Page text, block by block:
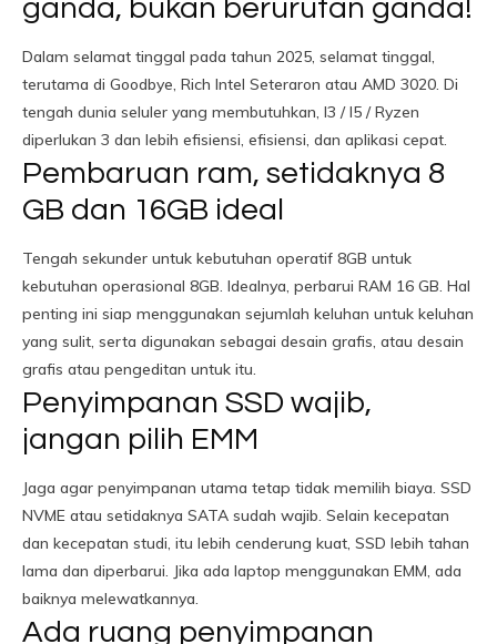
ganda, bukan berurutan ganda!
Dalam selamat tinggal pada tahun 2025, selamat tinggal,
terutama di Goodbye, Rich Intel Seteraron atau AMD 3020. Di
tengah dunia seluler yang membutuhkan, I3 / I5 / Ryzen
diperlukan 3 dan lebih efisiensi, efisiensi, dan aplikasi cepat.
Pembaruan ram, setidaknya 8
GB dan 16GB ideal
Tengah sekunder untuk kebutuhan operatif 8GB untuk
kebutuhan operasional 8GB. Idealnya, perbarui RAM 16 GB. Hal
penting ini siap menggunakan sejumlah keluhan untuk keluhan
yang sulit, serta digunakan sebagai desain grafis, atau desain
grafis atau pengeditan untuk itu.
Penyimpanan SSD wajib,
jangan pilih EMM
Jaga agar penyimpanan utama tetap tidak memilih biaya. SSD
NVME atau setidaknya SATA sudah wajib. Selain kecepatan
dan kecepatan studi, itu lebih cenderung kuat, SSD lebih tahan
lama dan diperbarui. Jika ada laptop menggunakan EMM, ada
baiknya melewatkannya.
Ada ruang penyimpanan